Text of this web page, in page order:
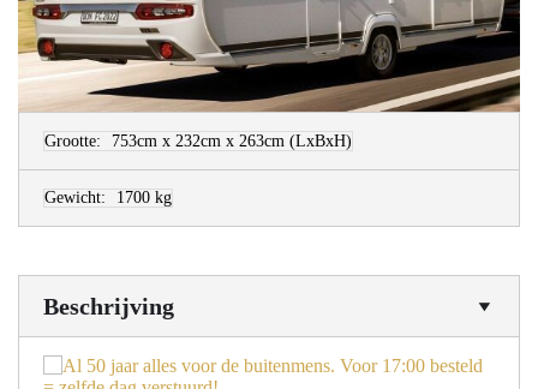
Grootte: 753cm x 232cm x 263cm (LxBxH)
Gewicht: 1700 kg
Beschrijving